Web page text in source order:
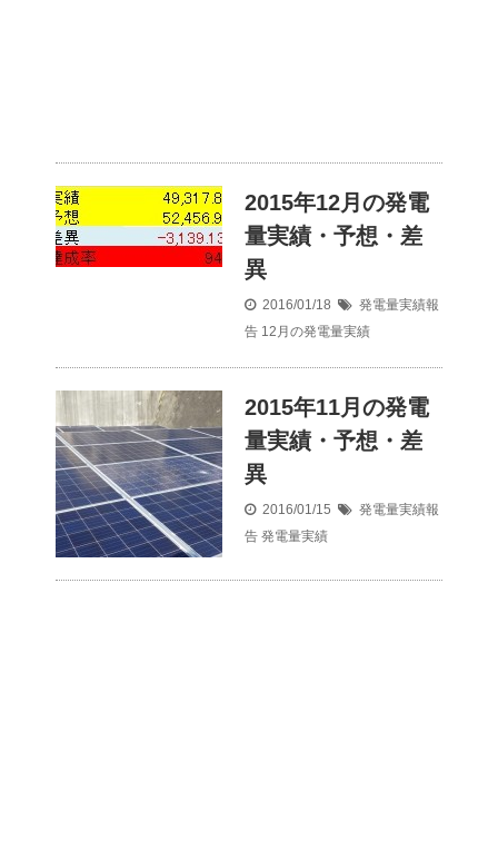
2015年12月の発電
量実績・予想・差
異
2016/01/18
発電量実績報
告 12月の発電量実績
2015年11月の発電
量実績・予想・差
異
2016/01/15
発電量実績報
告 発電量実績